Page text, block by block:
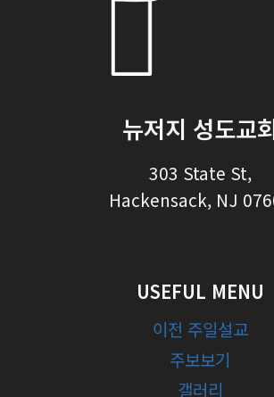
뉴저지 성도교
303 State St,
Hackensack, NJ
USEFUL MENU
이전 주일설교
주보보기
갤러리